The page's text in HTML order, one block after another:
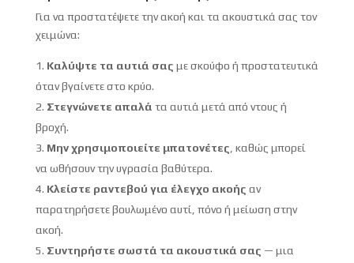
Για να προστατέψετε την ακοή και τα ακουστικά σας τον
χειμώνα:
Καλύψτε τα αυτιά σας με σκούφο ή προστατευτικά
όταν βγαίνετε στο κρύο.
Στεγνώνετε απαλά τα αυτιά μετά από ντους ή
βροχή.
Μην χρησιμοποιείτε μπατονέτες , καθώς μπορεί
να ωθήσουν την υγρασία βαθύτερα.
Κλείστε ραντεβού για έλεγχο ακοής αν
παρατηρήσετε βουλωμένο αυτί, πόνο ή μείωση στην
ακοή.
Συντηρήστε σωστά τα ακουστικά σας — μια